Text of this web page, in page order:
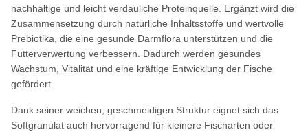
nachhaltige und leicht verdauliche Proteinquelle. Ergänzt wird die
Zusammensetzung durch natürliche Inhaltsstoffe und wertvolle
Prebiotika, die eine gesunde Darmflora unterstützen und die
Futterverwertung verbessern. Dadurch werden gesundes
Wachstum, Vitalität und eine kräftige Entwicklung der Fische
gefördert.
Dank seiner weichen, geschmeidigen Struktur eignet sich das
Softgranulat auch hervorragend für kleinere Fischarten oder